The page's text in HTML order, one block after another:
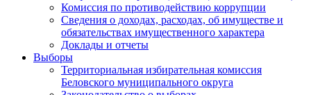
Комиссия по противодействию коррупции
Сведения о доходах, расходах, об имуществе и
обязательствах имущественного характера
Доклады и отчеты
Выборы
Территориальная избирательная комиссия
Беловского муниципального округа